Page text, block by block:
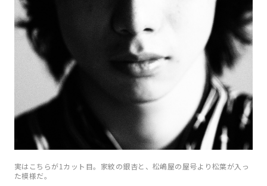
実はこちらが1カット目。家紋の銀杏と、松嶋屋の屋号より松葉が入っ
た模様だ。